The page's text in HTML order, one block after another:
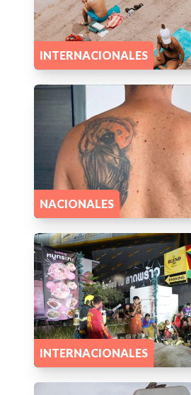
INTERNACIONALES
NACIONALES
INTERNACIONALES